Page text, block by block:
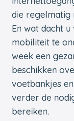
die regelmatig
En wat dacht
mobiliteit te
week een
beschikken
voetbankjes
verder de
bereiken.